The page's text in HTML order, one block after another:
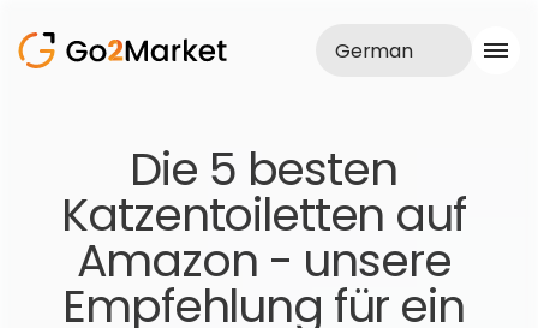
Realisationen
Fallstudie
Blog
Über uns
Dienstleistungen
German
Die 5 besten
Katzentoiletten auf
Amazon - unsere
Empfehlung für ein